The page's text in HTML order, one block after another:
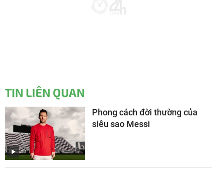
TIN LIÊN QUAN
Phong cách đời thường của
siêu sao Messi